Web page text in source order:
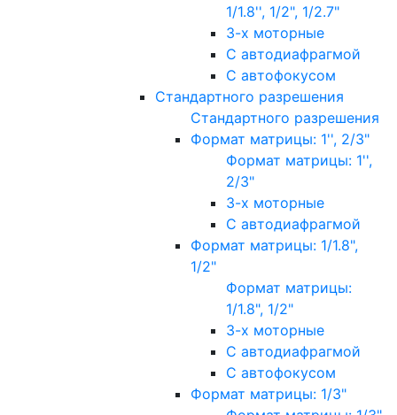
1/1.8'', 1/2", 1/2.7"
3-х моторные
С автодиафрагмой
С автофокусом
Стандартного разрешения
Стандартного разрешения
Формат матрицы: 1'', 2/3"
Формат матрицы: 1'',
2/3"
3-х моторные
С автодиафрагмой
Формат матрицы: 1/1.8",
1/2"
Формат матрицы:
1/1.8", 1/2"
3-х моторные
С автодиафрагмой
С автофокусом
Формат матрицы: 1/3"